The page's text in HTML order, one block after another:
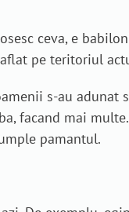
ceva, e
aflat pe teritoriul
s-au
facand mai
pamantul.